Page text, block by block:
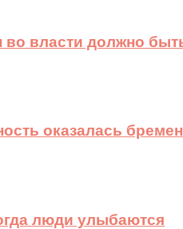
власти должно
оказалась
люди улыбаются